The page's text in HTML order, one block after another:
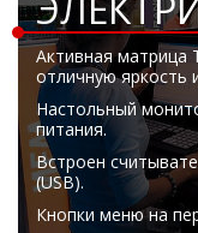
Активная матрица
отличную яркость
Настольный
питания.
Встроен
(USB).
Кнопки меню на